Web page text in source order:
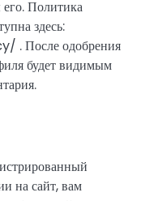
его. Политика
здесь:
одобрения
будет видимым
на сайт, вам